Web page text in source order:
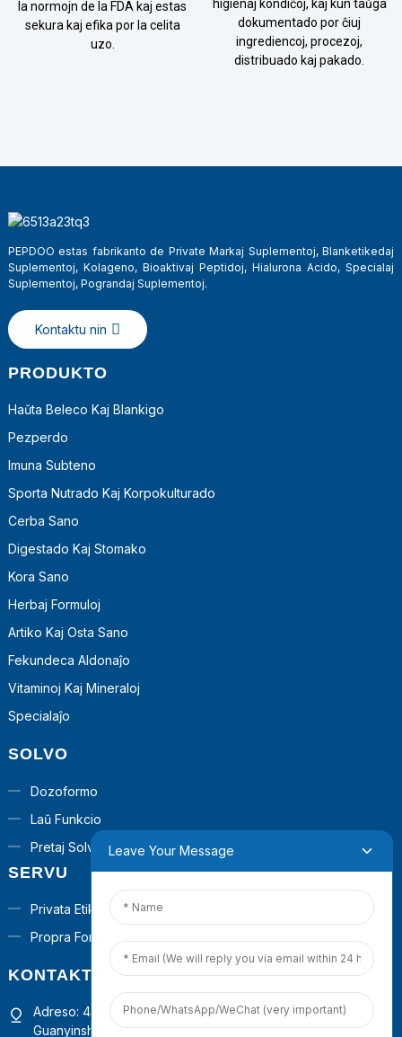
la normojn de la FDA kaj estas
sekura kaj efika por la celita
uzo.
higienaj kondiĉoj, kaj kun taŭga
dokumentado por ĉiuj
ingrediencoj, procezoj,
distribuado kaj pakado.
PEPDOO estas fabrikanto de Private Markaj Suplementoj, Blanketikedaj
Suplementoj, Kolageno, Bioaktivaj Peptidoj, Hialurona Acido, Specialaj
Suplementoj, Pograndaj Suplementoj.
Kontaktu nin
PRODUKTO
Haŭta Beleco Kaj Blankigo
Pezperdo
Imuna Subteno
Sporta Nutrado Kaj Korpokulturado
Cerba Sano
Digestado Kaj Stomako
Kora Sano
Herbaj Formuloj
Artiko Kaj Osta Sano
Fekundeca Aldonaĵo
Vitaminoj Kaj Mineraloj
Specialaĵo
SOLVO
Dozoformo
Laŭ Funkcio
Pretaj Solvoj
SERVU
Privata Etikedo
Propra Formulo
KONTAKTU NIN
Adreso: 4a Etaĝo, Konstruaĵo 1, Komerca Operacia Centro
Guanyinshan, Ŝjamen, Fuĝjano, Ĉinio
Leave Your Message